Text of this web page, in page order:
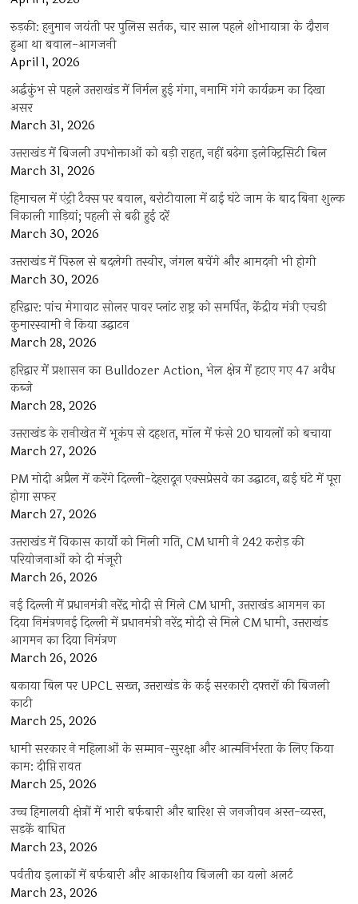
रुड़की: हनुमान जयंती पर पुलिस सर्तक, चार साल पहले शोभायात्रा के दौरान
हुआ था बवाल-आगजनी
April 1, 2026
अर्द्धकुंभ से पहले उत्तराखंड में निर्मल हुई गंगा, नमामि गंगे कार्यक्रम का दिखा
असर
March 31, 2026
उत्तराखंड में बिजली उपभोक्ताओं को बड़ी राहत, नहीं बढ़ेगा इलेक्ट्रिसिटी बिल
March 31, 2026
हिमाचल में एंट्री टैक्स पर बवाल, बरोटीवाला में ढाई घंटे जाम के बाद बिना शुल्क
निकाली गाड़ियां; पहली से बढ़ी हुई दरें
March 30, 2026
उत्तराखंड में पिरुल से बदलेगी तस्वीर, जंगल बचेंगे और आमदनी भी होगी
March 30, 2026
हरिद्वार: पांच मेगावाट सोलर पावर प्लांट राष्ट्र को समर्पित, केंद्रीय मंत्री एचडी
कुमारस्वामी ने किया उद्घाटन
March 28, 2026
हरिद्वार में प्रशासन का Bulldozer Action, भेल क्षेत्र में हटाए गए 47 अवैध
कब्जे
March 28, 2026
उत्तराखंड के रानीखेत में भूकंप से दहशत, मॉल में फंसे 20 घायलों को बचाया
March 27, 2026
PM मोदी अप्रैल में करेंगे दिल्ली-देहरादून एक्सप्रेसवे का उद्घाटन, ढाई घंटे में पूरा
होगा सफर
March 27, 2026
उत्तराखंड में विकास कार्यों को मिली गति, CM धामी ने 242 करोड़ की
परियोजनाओं को दी मंजूरी
March 26, 2026
नई दिल्ली में प्रधानमंत्री नरेंद्र मोदी से मिले CM धामी, उत्तराखंड आगमन का
दिया निमंत्रणनई दिल्ली में प्रधानमंत्री नरेंद्र मोदी से मिले CM धामी, उत्तराखंड
आगमन का दिया निमंत्रण
March 26, 2026
बकाया बिल पर UPCL सख्त, उत्तराखंड के कई सरकारी दफ्तरों की बिजली
काटी
March 25, 2026
धामी सरकार ने महिलाओं के सम्मान-सुरक्षा और आत्मनिर्भरता के लिए किया
काम: दीप्ति रावत
March 25, 2026
उच्च हिमालयी क्षेत्रों में भारी बर्फबारी और बारिश से जनजीवन अस्त-व्यस्त,
सड़कें बाधित
March 23, 2026
पर्वतीय इलाकों में बर्फबारी और आकाशीय बिजली का यलो अलर्ट
March 23, 2026